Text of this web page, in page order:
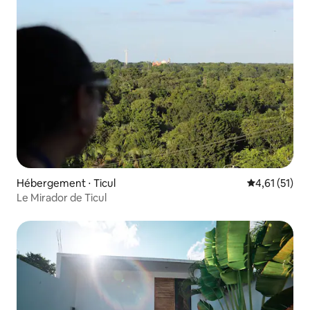
Hébergement ⋅ Ticul Évaluation
4,61 (51)
Le Mirador de Ticul